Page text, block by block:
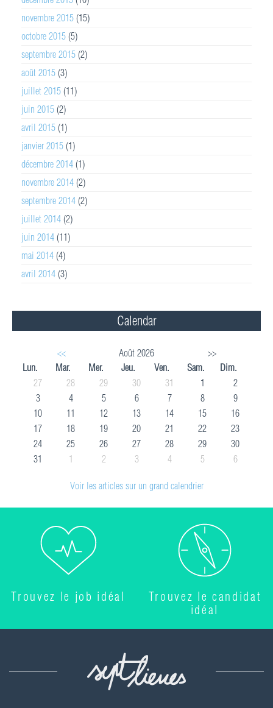
novembre 2015 (15)
octobre 2015 (5)
septembre 2015 (2)
août 2015 (3)
juillet 2015 (11)
juin 2015 (2)
avril 2015 (1)
janvier 2015 (1)
décembre 2014 (1)
novembre 2014 (2)
septembre 2014 (2)
juillet 2014 (2)
juin 2014 (11)
mai 2014 (4)
avril 2014 (3)
Calendar
<< Août 2026
>>
Lun.
Mar. Mer. Jeu. Ven. Sam.
Dim.
27
28 29 30 31 1
2
3
4 5 6 7 8
9
10
11 12 13 14 15
16
17
18 19 20 21 22
23
24
25 26 27 28 29
30
31
1 2 3 4 5 6
Voir les articles sur un grand calendrier
Trouvez le job idéal
Trouvez le candidat
idéal